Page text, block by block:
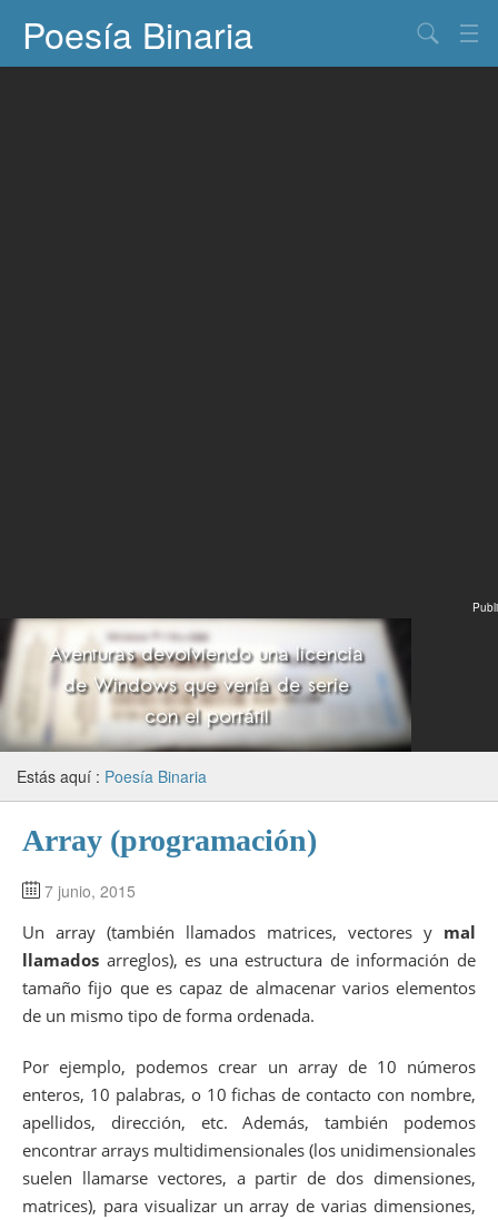
Poesía Binaria
Publi
Estás aquí : Poesía Binaria
Array (programación)
7 junio, 2015
Un array (también llamados matrices, vectores y mal
llamados arreglos), es una estructura de información de
tamaño fijo que es capaz de almacenar varios elementos
de un mismo tipo de forma ordenada.
Por ejemplo, podemos crear un array de 10 números
enteros, 10 palabras, o 10 fichas de contacto con nombre,
apellidos, dirección, etc. Además, también podemos
encontrar arrays multidimensionales (los unidimensionales
suelen llamarse vectores, a partir de dos dimensiones,
matrices), para visualizar un array de varias dimensiones,